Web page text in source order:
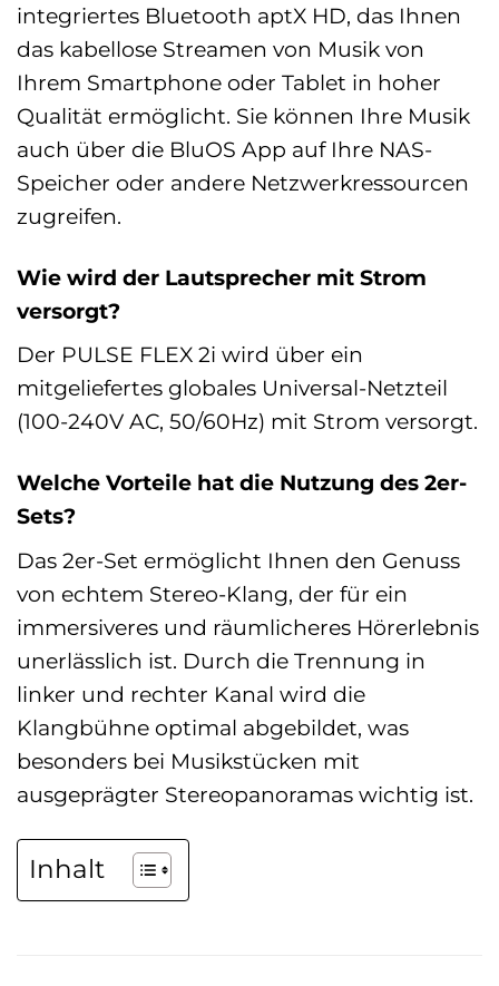
integriertes Bluetooth aptX HD, das Ihnen
das kabellose Streamen von Musik von
Ihrem Smartphone oder Tablet in hoher
Qualität ermöglicht. Sie können Ihre Musik
auch über die BluOS App auf Ihre NAS-
Speicher oder andere Netzwerkressourcen
zugreifen.
Wie wird der Lautsprecher mit Strom
versorgt?
Der PULSE FLEX 2i wird über ein
mitgeliefertes globales Universal-Netzteil
(100-240V AC, 50/60Hz) mit Strom versorgt.
Welche Vorteile hat die Nutzung des 2er-
Sets?
Das 2er-Set ermöglicht Ihnen den Genuss
von echtem Stereo-Klang, der für ein
immersiveres und räumlicheres Hörerlebnis
unerlässlich ist. Durch die Trennung in
linker und rechter Kanal wird die
Klangbühne optimal abgebildet, was
besonders bei Musikstücken mit
ausgeprägter Stereopanoramas wichtig ist.
Inhalt